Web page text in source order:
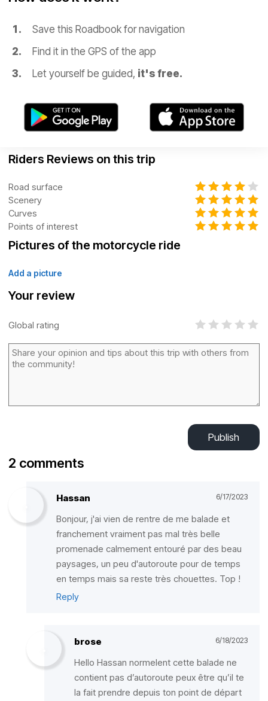
Save this Roadbook for navigation
Find it in the GPS of the app
Let yourself be guided, it's free.
Riders Reviews on this trip
Road surface
Scenery
Curves
Points of interest
Pictures of the motorcycle ride
Add a picture
Your review
Global rating
Publish
2 comments
Hassan 6/17/2023
Bonjour, j'ai vien de rentre de me balade et
franchement vraiment pas mal très belle
promenade calmement entouré par des beau
paysages, un peu d'autoroute pour de temps
en temps mais sa reste très chouettes. Top !
Reply
brose 6/18/2023
Hello Hassan normelent cette balade ne
contient pas d’autoroute peux être qu’il te
la fait prendre depuis ton point de départ